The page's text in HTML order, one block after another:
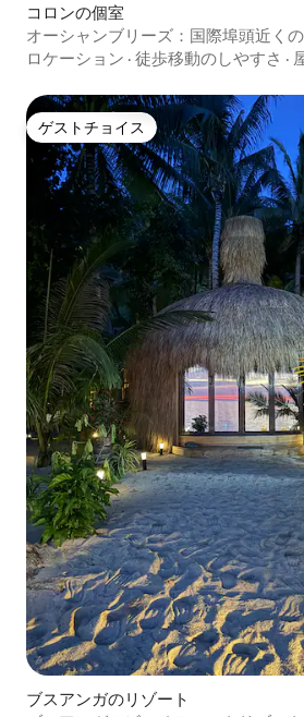
コロンの個室
オーシャンブリーズ：国際埠頭近く
ロケーション · 徒歩移動のしやすさ ·
ゲストチョイス
ゲストチョイス
ブスアンガのリゾート